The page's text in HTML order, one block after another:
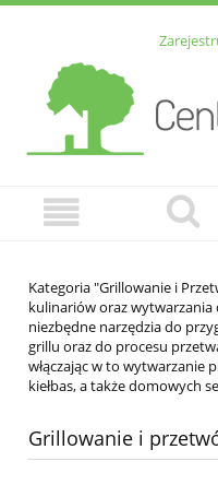
Kategoria "Grillowanie i
kulinariów oraz
niezbędne narzędzia do
grillu oraz do procesu
włączając w to wytwarzanie
kiełbas, a także domowych
Grillowanie i